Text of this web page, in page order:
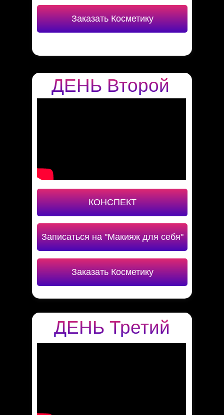
Заказать Косметику
КОНСПЕКТ
ДЕНЬ Второй
Записаться на "Макияж для себя"
Заказать Косметику
ДЕНЬ Третий
ДЕНЬ Третий